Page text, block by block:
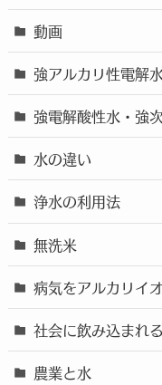
動画
強アルカリ性電解
強電解酸性水・強
水の違い
浄水の利用法
無洗米
病気をアルカリイ
社会に飲み込まれ
農業と水